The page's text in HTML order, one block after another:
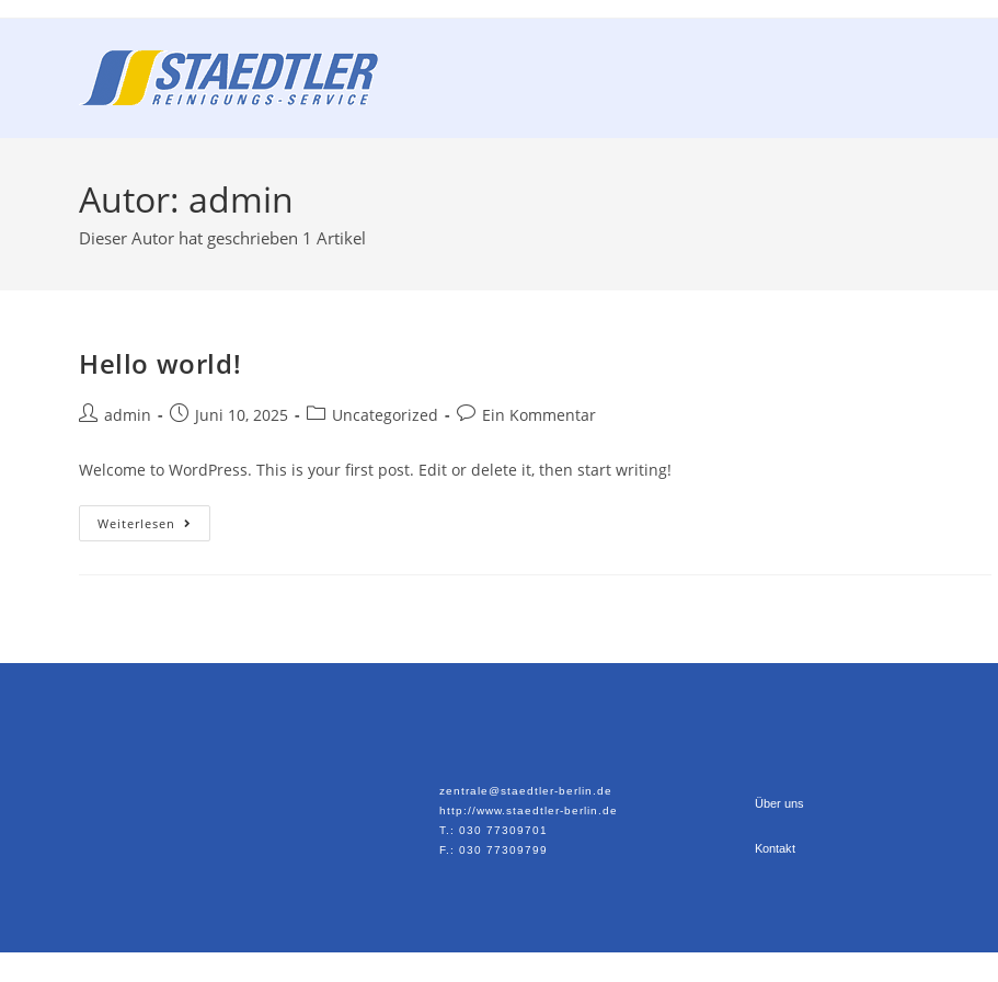
Autor: admin
Dieser Autor hat geschrieben 1 Artikel
Hello world!
admin Juni 10, 2025 Uncategorized Ein Kommentar
Welcome to WordPress. This is your first post. Edit or delete it, then start writing!
Weiterlesen
zentrale@staedtler-berlin.de
http://www.staedtler-berlin.de
T.: 030 77309701
F.: 030 77309799
Über uns
Kontakt